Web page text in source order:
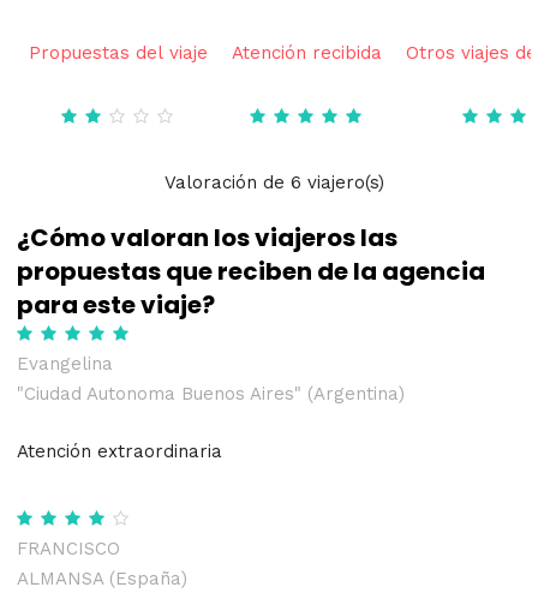
Propuestas del viaje Atención recibida Otros viajes
Valoración de 6 viajero(s)
¿Cómo valoran los viajeros las
propuestas que reciben de la agencia
para este viaje?
Evangelina
"Ciudad Autonoma Buenos Aires" (Argentina)
Atención extraordinaria
FRANCISCO
ALMANSA (España)